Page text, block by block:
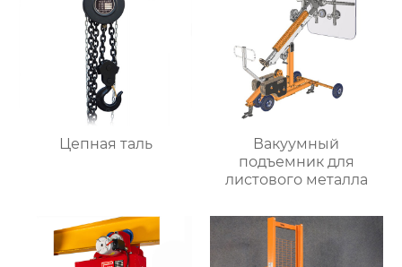
Цепная таль
Вакуумный
подъемник для
листового металла